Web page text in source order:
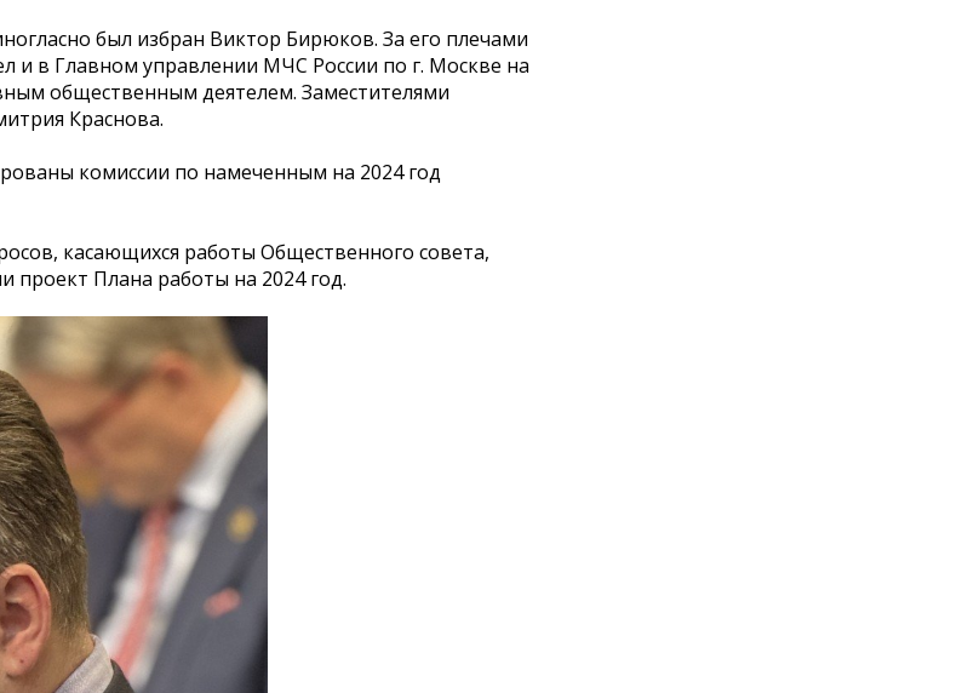
был избран Виктор Бирюков. За его плечами
и в Главном управлении МЧС России по г. Москве на
общественным деятелем. Заместителями
Краснова.
комиссии по намеченным на 2024 год
касающихся работы Общественного совета,
проект Плана работы на 2024 год.